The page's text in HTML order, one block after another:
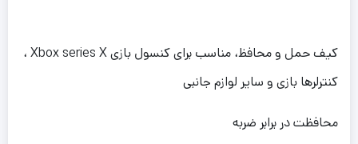
کیف حمل و محافظ، مناسب برای کنسول بازی Xbox series X ،
کنترلرها بازی و سایر لوازم جانبی
محافظت در برابر ضربه